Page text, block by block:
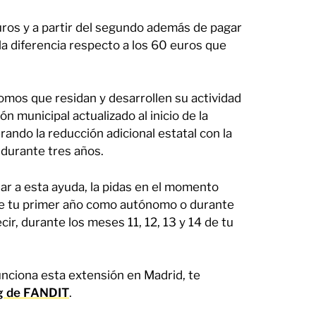
y a partir del segundo además de pagar
diferencia respecto a los 60 euros que
que residan y desarrollen su actividad
municipal actualizado al inicio de la
la reducción adicional estatal con la
tres años.
a esta ayuda, la pidas en el momento
tu primer año como autónomo o durante
durante los meses 11, 12, 13 y 14 de tu
esta extensión en Madrid, te
de FANDIT.